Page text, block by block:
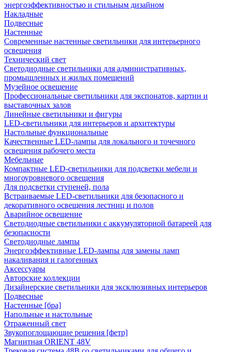
энергоэффективностью и стильным дизайном
Накладные
Подвесные
Настенные
Современные настенные светильники для интерьерного
освещения
Технический свет
Светодиодные светильники для административных,
промышленных и жилых помещений
Музейное освещение
Профессиональные светильники для экспонатов, картин и
выставочных залов
Линейные светильники и фигуры
LED-светильники для интерьеров и архитектуры
Настольные функциональные
Качественные LED-лампы для локального и точечного
освещения рабочего места
Мебельные
Компактные LED-светильники для подсветки мебели и
многоуровневого освещения
Для подсветки ступеней, пола
Встраиваемые LED-светильники для безопасного и
декоративного освещения лестниц и полов
Аварийное освещение
Светодиодные светильники с аккумуляторной батареей для
безопасности
Светодиодные лампы
Энергоэффективные LED-лампы для замены ламп
накаливания и галогенных
Аксессуары
Авторские коллекции
Дизайнерские светильники для эксклюзивных интерьеров
Подвесные
Настенные [бра]
Напольные и настольные
Отраженный свет
Звукопоглощающие решения [фетр]
Магнитная ORIENT 48V